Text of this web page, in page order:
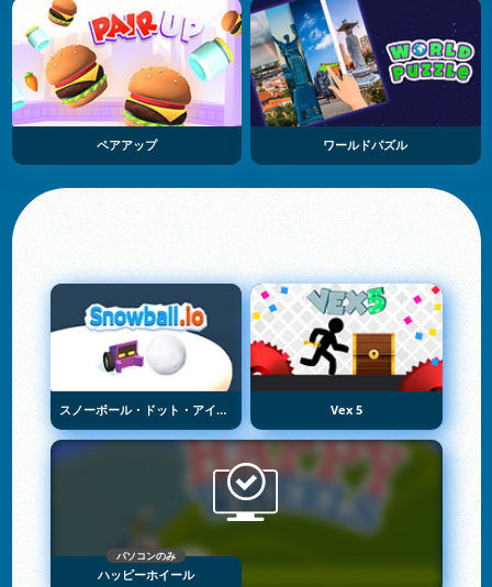
ペアアップ ワールドパズル
スノーボール・ドット・アイオー Vex 5
パソコンのみ
ハッピーホイール